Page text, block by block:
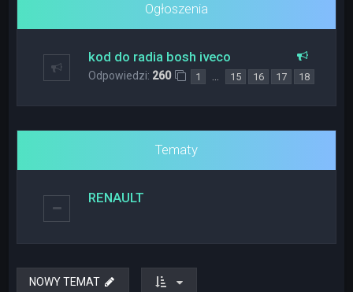
Ogłoszenia
kod do radia bosh iveco
Odpowiedzi: 260 1 … 15 16 17 18
Tematy
RENAULT
NOWY TEMAT